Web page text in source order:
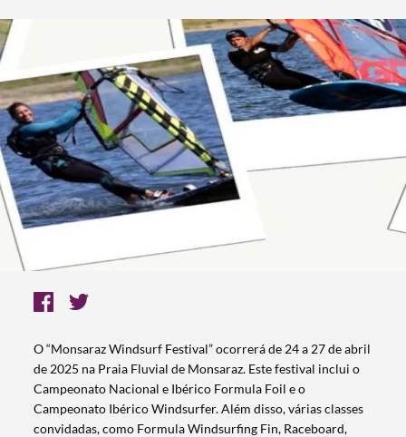
O “Monsaraz Windsurf Festival” ocorrerá de 24 a 27 de abril
de 2025 na Praia Fluvial de Monsaraz. Este festival inclui o
Campeonato Nacional e Ibérico Formula Foil e o
Campeonato Ibérico Windsurfer. Além disso, várias classes
convidadas, como Formula Windsurfing Fin, Raceboard,